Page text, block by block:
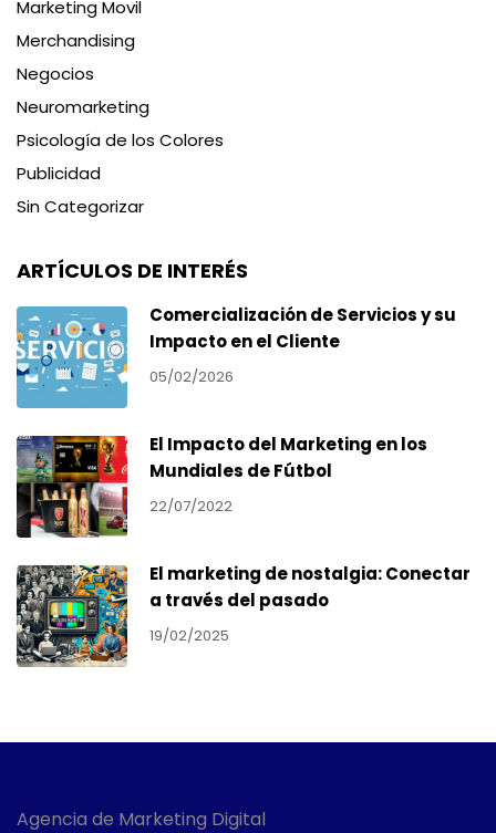
Marketing Movil
Merchandising
Negocios
Neuromarketing
Psicología de los Colores
Publicidad
Sin Categorizar
ARTÍCULOS DE INTERÉS
Comercialización de Servicios y su
Impacto en el Cliente
05/02/2026
El Impacto del Marketing en los
Mundiales de Fútbol
22/07/2022
El marketing de nostalgia: Conectar
a través del pasado
19/02/2025
Agencia de Marketing Digital